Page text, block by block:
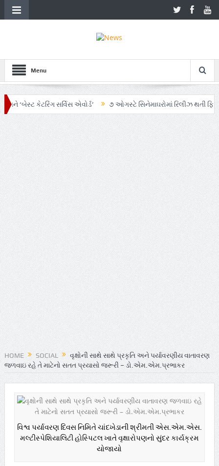
Menu
કેટરિંગ સર્વિસ એવોર્ડ’ ૭ ઓગસ્ટે સિનેમાઘરોમાં રિલીઝ થતી ફિલ્મ ‘ઓહ
AI અને ગ્રાહક સમજનો અનોખો સમન્વય Zen – Z ના નામે આંદોલનના ભાગ
HOME SOCIAL
વૃક્ષોની સાથે સાથે પ્રકૃતિ અને પર્યાવરણીય વાતાવરણ
જળવાઇ રહે તે માટેનો સતત પ્રયાસો જરૂરી – ડો.એમ.એમ.પ્રભાકર
વિશ્વ પર્યાવરણ દિવસ નિમિતે ચાંદખેડાની શ્રીમતી એસ.એમ.એસ.
મલ્ટીસ્પેશિયાલિટી હોસ્પિટલ ખાતે વૃક્ષારોપણનો સુંદર કાર્યક્રમ
યોજાયો